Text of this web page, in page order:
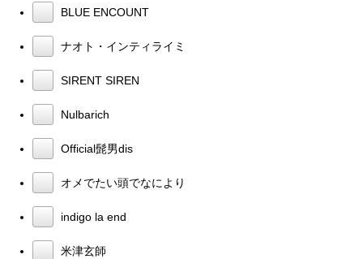
BLUE ENCOUNT
ナオト・インティライミ
SIRENT SIREN
Nulbarich
Official髭男dis
オメでたい頭でなにより
indigo la end
米津玄師